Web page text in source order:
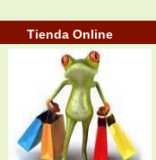
Tienda Online